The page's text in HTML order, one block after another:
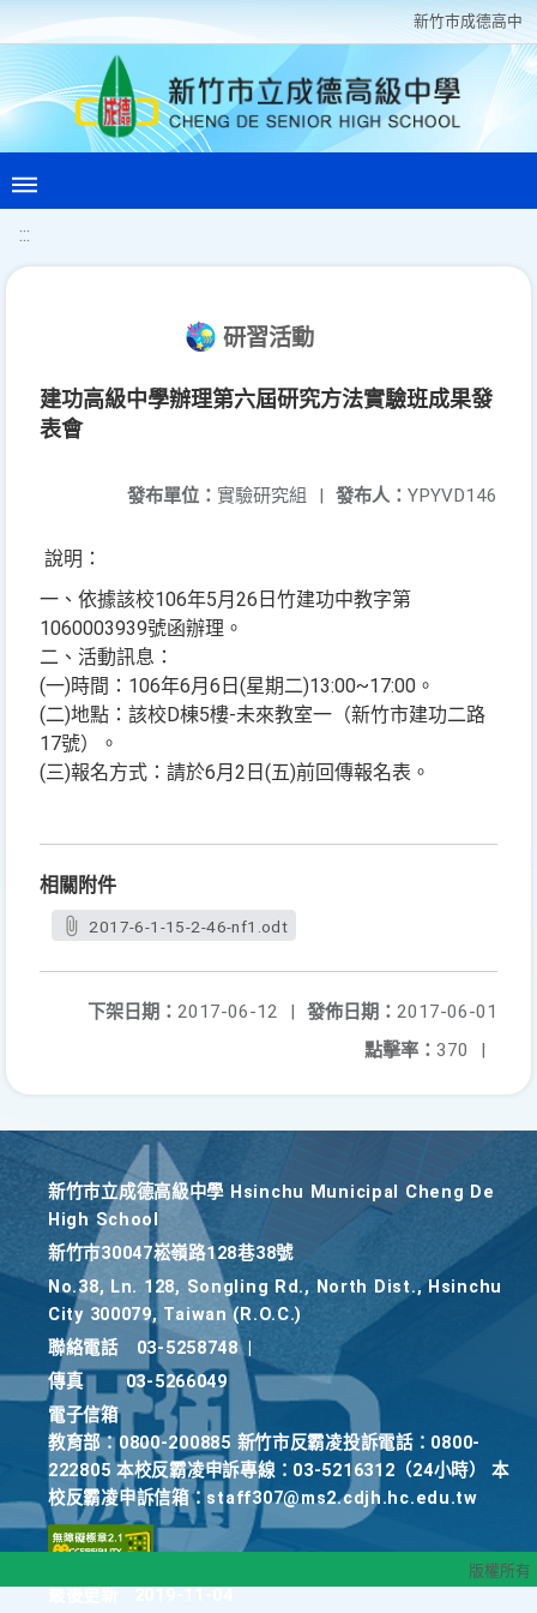
新竹巿成德高中
:::
研習活動
建功高級中學辦理第六屆研究方法實驗班成果發
表會
發布人： YPYVD146
發布單位： 實驗研究組 |
說明：
一、依據該校106年5月26日竹建功中教字第
1060003939號函辦理。
二、活動訊息：
(一)時間：106年6月6日(星期二)13:00~17:00。
(二)地點：該校D棟5樓-未來教室一（新竹市建功二路
17號）。
(三)報名方式：請於6月2日(五)前回傳報名表。
相關附件
2017-6-1-15-2-46-nf1.odt
發佈日期： 2017-06-01
下架日期： 2017-06-12
|
點擊率： 370 |
新竹巿立成德高級中學 Hsinchu Municipal Cheng De
High School
新竹巿30047崧嶺路128巷38號
No.38, Ln. 128, Songling Rd., North Dist., Hsinchu
City 300079, Taiwan (R.O.C.)
聯絡電話
03-5258748
傳真
03-5266049
電子信箱
教育部：0800-200885 新竹市反霸凌投訴電話：0800-
222805 本校反霸凌申訴專線：03-5216312（24小時） 本
校反霸凌申訴信箱：staff307@ms2.cdjh.hc.edu.tw
版權所有